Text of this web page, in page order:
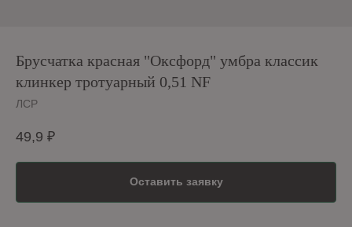
Брусчатка красная "Оксфорд" умбра классик
клинкер тротуарный 0,51 NF
ЛСР
49,9 ₽
Оставить заявку